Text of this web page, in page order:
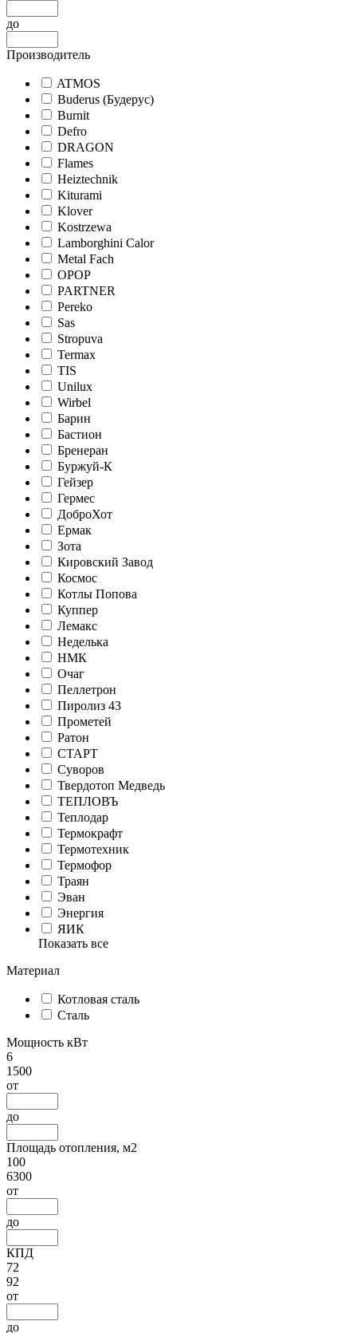
до
Производитель
ATMOS
Buderus (Будерус)
Burnit
Defro
DRAGON
Flames
Heiztechnik
Kiturami
Klover
Kostrzewa
Lamborghini Calor
Metal Fach
OPOP
PARTNER
Pereko
Sas
Stropuva
Termax
TIS
Unilux
Wirbel
Барин
Бастион
Бренеран
Буржуй-К
Гейзер
Гермес
ДоброХот
Ермак
Зота
Кировский Завод
Космос
Котлы Попова
Куппер
Лемакс
Неделька
НМК
Очаг
Пеллетрон
Пиролиз 43
Прометей
Ратон
СТАРТ
Суворов
Твердотоп Медведь
ТЕПЛОВЪ
Теплодар
Термокрафт
Термотехник
Термофор
Траян
Эван
Энергия
ЯИК
Показать все
Материал
Котловая сталь
Сталь
Мощность кВт
6
1500
от
до
Площадь отопления, м2
100
6300
от
до
КПД
72
92
от
до